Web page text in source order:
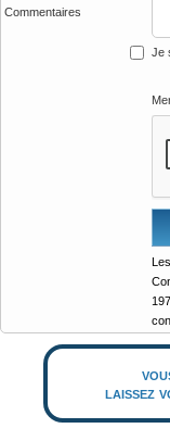
Commentaires
Je
laissez